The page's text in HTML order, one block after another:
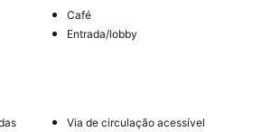
Café
Entrada/lobby
Via de circulação acessível